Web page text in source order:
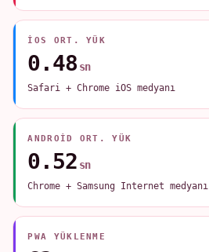
IOS ORT. YÜK
0.48 sn
Safari + Chrome iOS medyanı
ANDROID ORT. YÜK
0.52 sn
Chrome + Samsung Internet medyanı
PWA YÜKLENME